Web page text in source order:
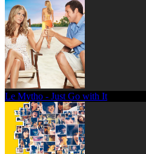
Le Mytho - Just Go with It